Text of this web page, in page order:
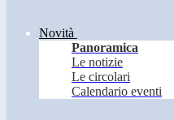
Novità
Panoramica
Le notizie
Le circolari
Calendario eventi